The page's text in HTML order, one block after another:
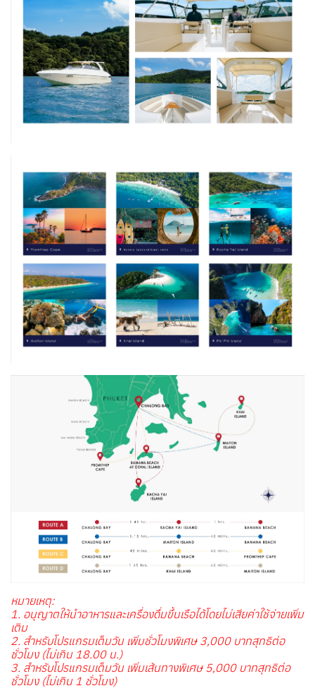
หมายเหตุ:
1. อนุญาตให้นำอาหารและเครื่องดื่มขึ้นเรือได้โดยไม่เสียค่าใช้จ่ายเพิ่ม
เติม
2. สำหรับโปรแกรมเต็มวัน เพิ่มชั่วโมงพิเศษ 3,000 บาทสุทธิต่อ
ชั่วโมง (ไม่เกิน 18.00 น.)
3. สำหรับโปรแกรมเต็มวัน เพิ่มเส้นทางพิเศษ 5,000 บาทสุทธิต่อ
ชั่วโมง (ไม่เกิน 1 ชั่วโมง)